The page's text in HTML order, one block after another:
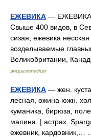
ЕЖЕВИКА — ЕЖЕВИКА,
Свыше 400 видов, в
сизая, ежевика
возделываемые
Великобритании,
энциклопедия
ЕЖЕВИКА — жен.
лесная, ожина южн.
куманика, бирюза,
малина. | астрах.
ежевник,